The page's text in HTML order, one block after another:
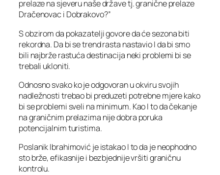
prelaze na sjeveru naše države tj. granične prelaze
Dračenovac i Dobrakovo?”
S obzirom da pokazatelji govore da će sezona biti
rekordna. Da bi se trend rasta nastavio I da bi smo
bili najbrže rastuća destinacija neki problemi bi se
trebali ukloniti.
Odnosno svako ko je odgovoran u okviru svojih
nadležnosti trebao bi preduzeti potrebne mjere kako
bi se problemi sveli na minimum. Kao I to da čekanje
na graničnim prelazima nije dobra poruka
potencijalnim turistima.
Poslanik Ibrahimović je istakao I to da je neophodno
sto brže, efikasnije i bezbjednije vršiti graničnu
kontrolu.